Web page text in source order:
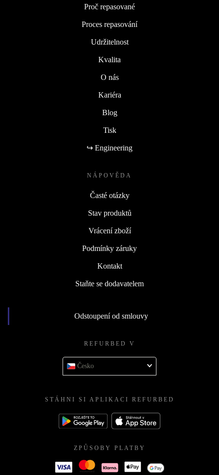
Proč repasované
Proces repasování
Udržitelnost
Kvalita
O nás
Kariéra
Blog
Tisk
↪ Engineering
NÁPOVĚDA
Časté otázky
Stav produktů
Vrácení zboží
Podmínky záruky
Kontakt
Staňte se dodavatelem
Odstoupení od smlouvy
REFURBED V
Česko
STÁHNI SI APLIKACI REFURBED
ZPŮSOBY PLATBY